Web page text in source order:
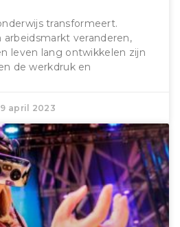
transformeert.
arbeidsmarkt veranderen,
leven lang ontwikkelen zijn
de werkdruk en
april 2023